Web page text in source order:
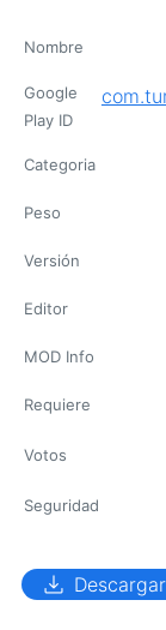
Nombre
Google
Play ID
Categoria
Peso
Versión
Editor
MOD Info
Requiere
Votos
Seguridad
download